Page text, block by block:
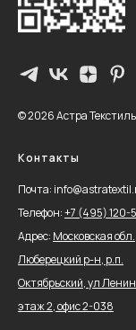
© 2026 Астра Текстиль
Контакты
Почта:
Телефон:+7 (495) 120-
Адрес: Московская обл.,
Люберецкий р-н, р.п.
Октябрьский, ул
этаж 2, офис 2-038